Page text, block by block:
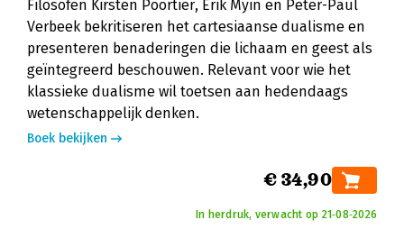
Filosofen Kirsten Poortier, Erik Myin en Peter-Paul
Verbeek bekritiseren het cartesiaanse dualisme en
presenteren benaderingen die lichaam en geest als
geïntegreerd beschouwen. Relevant voor wie het
klassieke dualisme wil toetsen aan hedendaags
wetenschappelijk denken.
Boek bekijken
€ 34,90
In herdruk, verwacht op 21‑08‑2026